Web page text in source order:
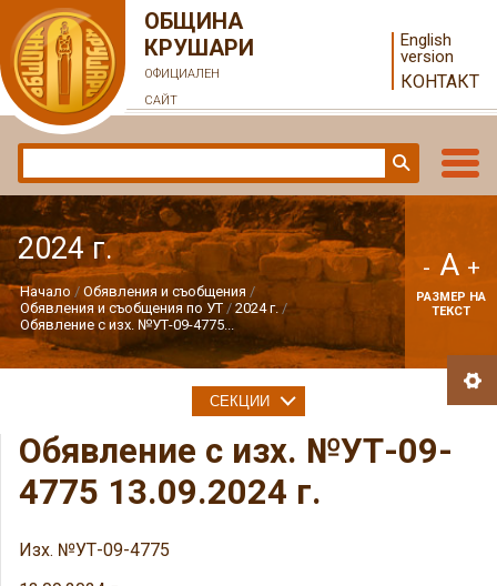
ОБЩИНА
КРУШАРИ
ОФИЦИАЛЕН
САЙТ
English
version
КОНТАКТ
2024 г.
Начало
Обявления и съобщения
Обявления и съобщения по УТ
2024 г.
Обявление с изх. №УТ-09-4775...
- A +
РАЗМЕР НА
ТЕКСТ
Обявление с изх. №УТ-09-
4775 13.09.2024 г.
Изх. №УТ-09-4775
СЕКЦИИ